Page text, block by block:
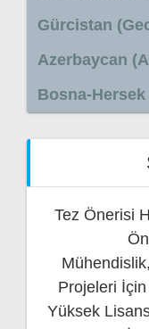
Gürcistan
Azerbaycan
Bosna-
Tez Önerisi
Projeleri
Yüksek